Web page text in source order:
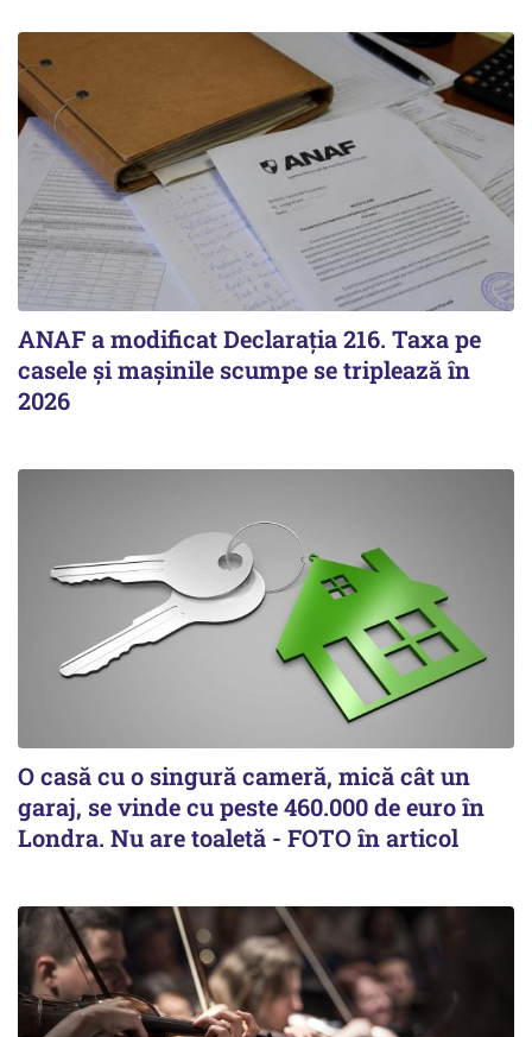
ANAF a modificat Declarația 216. Taxa pe
casele și mașinile scumpe se triplează în
2026
O casă cu o singură cameră, mică cât un
garaj, se vinde cu peste 460.000 de euro în
Londra. Nu are toaletă - FOTO în articol